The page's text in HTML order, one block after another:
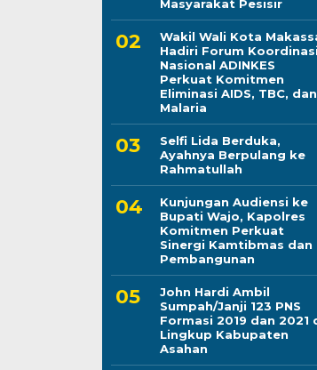
Masyarakat Pesisir
Wakil Wali Kota
Hadiri Forum Koordinasi
Nasional ADINKES
Perkuat Komitmen
Eliminasi AIDS, TBC, dan
Malaria
Selfi Lida Berduka,
Ayahnya Berpulang ke
Rahmatullah
Kunjungan Audiensi ke
Bupati Wajo, Kapolres
Komitmen Perkuat
Sinergi Kamtibmas dan
Pembangunan
John Hardi Ambil
Sumpah/Janji 123 PNS
Formasi 2019 dan 2021
Lingkup Kabupaten
Asahan